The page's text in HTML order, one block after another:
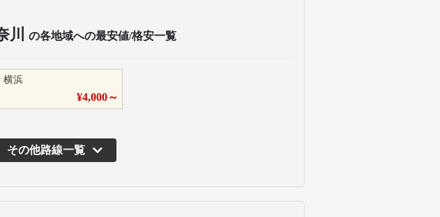
川 の各地域への最安値/格安一覧
横浜
¥4,000～
その他路線一覧